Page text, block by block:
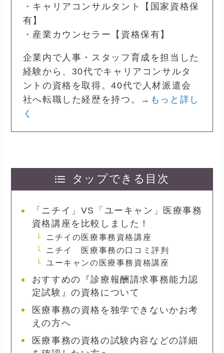
・キャリアコンサルタント【国家資格保
有】
・産業カウンセラー【資格保有】
企業内で人事・スタッフ育成を担当した
経験から、30代でキャリアコンサルタ
ントの資格を取得。40代で人材派遣会
社へ転職した経歴を持つ。→ もっと詳し
く
タップできる目次
「ニチイ」VS「ユーキャン」医療事務
資格講座を比較しました！
ニチイの医療事務資格講座
ニチイ 医療事務の口コミ評判
ユーキャンの医療事務資格講座
おすすめの『診療報酬請求事務能力認
定試験』の資格について
医療事務の資格を独学できないかお考
えの方へ
医療事務の資格の試験内容などの詳細